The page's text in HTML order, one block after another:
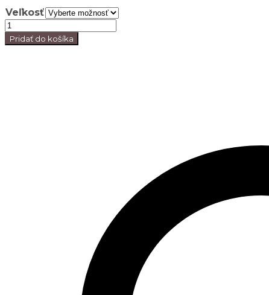
Veľkosť
Pridať do košíka